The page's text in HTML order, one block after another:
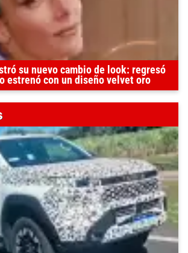
su nuevo cambio de look: regresó
estrenó con un diseño velvet oro